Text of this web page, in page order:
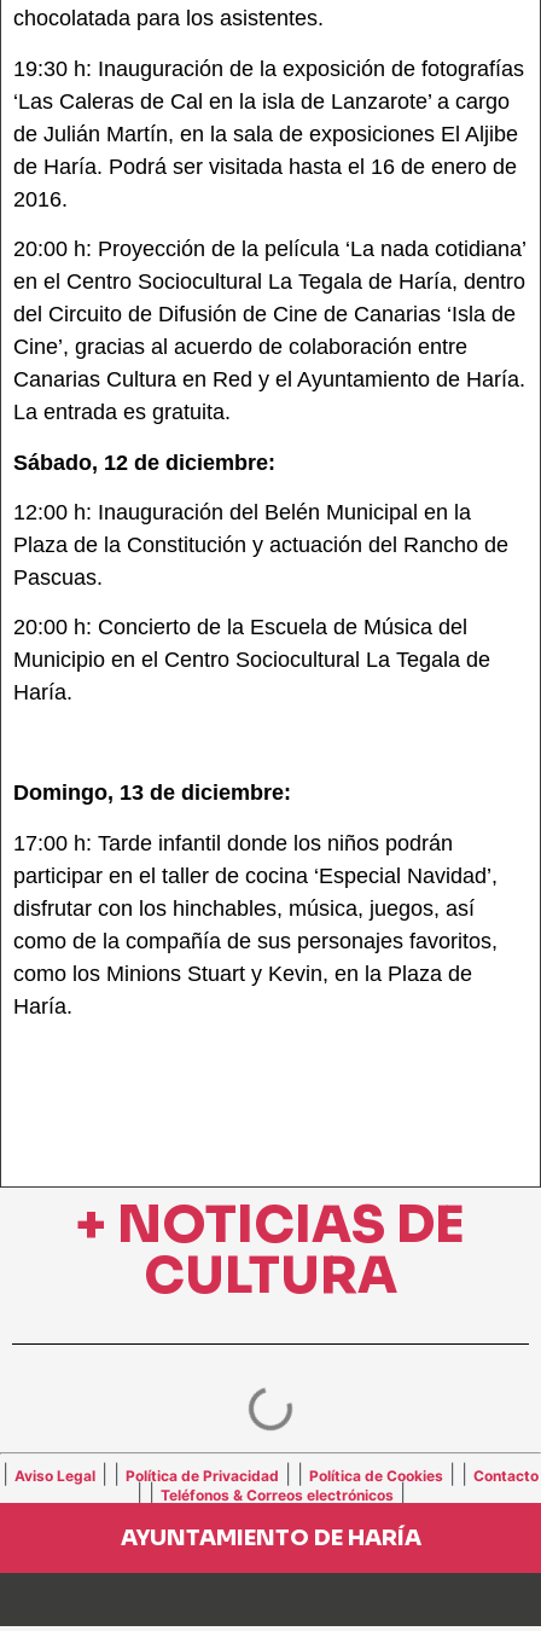
chocolatada para los asistentes.
19:30 h: Inauguración de la exposición de fotografías
‘Las Caleras de Cal en la isla de Lanzarote’ a cargo
de Julián Martín, en la sala de exposiciones El Aljibe
de Haría. Podrá ser visitada hasta el 16 de enero de
2016.
20:00 h: Proyección de la película ‘La nada cotidiana’
en el Centro Sociocultural La Tegala de Haría, dentro
del Circuito de Difusión de Cine de Canarias ‘Isla de
Cine’, gracias al acuerdo de colaboración entre
Canarias Cultura en Red y el Ayuntamiento de Haría.
La entrada es gratuita.
Sábado, 12 de diciembre:
12:00 h: Inauguración del Belén Municipal en la
Plaza de la Constitución y actuación del Rancho de
Pascuas.
20:00 h: Concierto de la Escuela de Música del
Municipio en el Centro Sociocultural La Tegala de
Haría.
Domingo, 13 de diciembre:
17:00 h: Tarde infantil donde los niños podrán
participar en el taller de cocina ‘Especial Navidad’,
disfrutar con los hinchables, música, juegos, así
como de la compañía de sus personajes favoritos,
como los Minions Stuart y Kevin, en la Plaza de
Haría.
+ NOTICIAS DE
CULTURA
Aviso Legal Política de Privacidad Política de Cookies Contacto
Teléfonos & Correos electrónicos|
AYUNTAMIENTO DE HARÍA